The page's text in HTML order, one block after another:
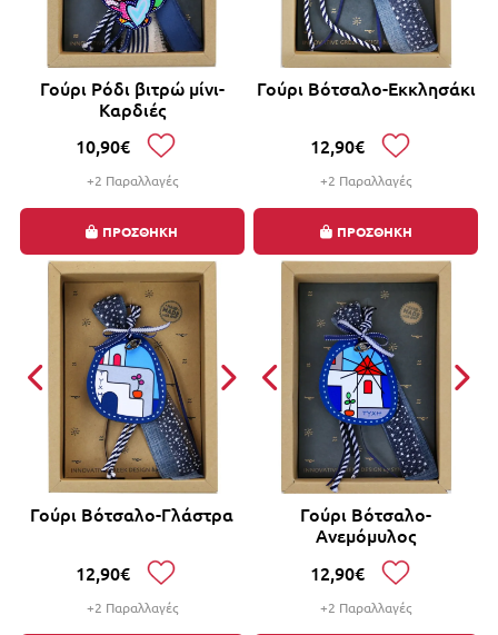
Γούρι Ρόδι βιτρώ μίνι-
Καρδιές
10,90€
+2 Παραλλαγές
ΠΡΟΣΘΗΚΗ
Γούρι Βότσαλο-Εκκλησάκι
12,90€
+2 Παραλλαγές
ΠΡΟΣΘΗΚΗ
Γούρι Βότσαλο-Γλάστρα
12,90€
+2 Παραλλαγές
Γούρι Βότσαλο-
Ανεμόμυλος
12,90€
+2 Παραλλαγές